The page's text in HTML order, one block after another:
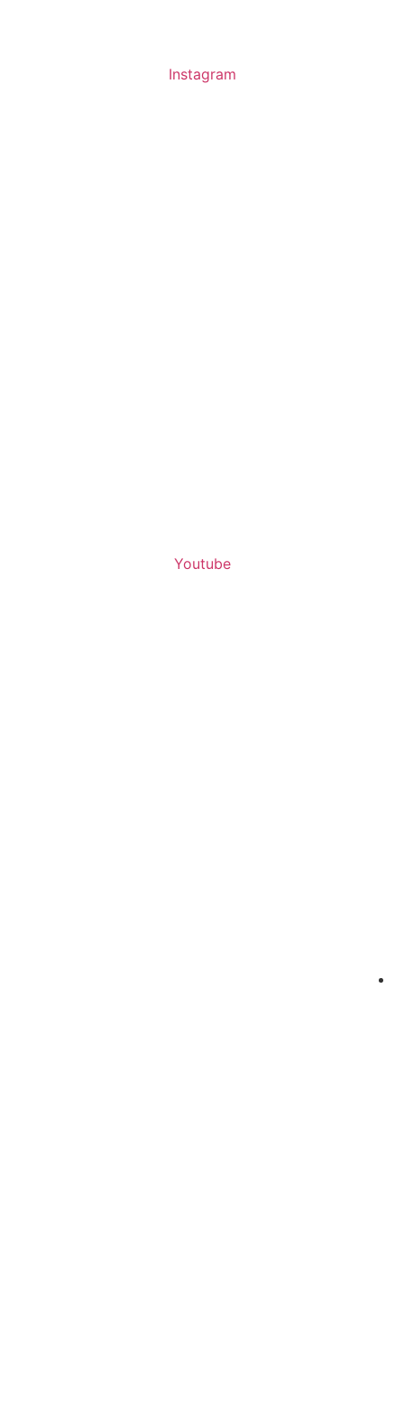
Instagram
Youtube